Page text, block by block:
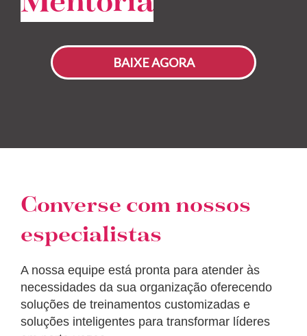
BAIXE AGORA
Converse com nossos
especialistas
A nossa equipe está pronta para atender às
necessidades da sua organização oferecendo
soluções de treinamentos customizadas e
soluções inteligentes para transformar líderes